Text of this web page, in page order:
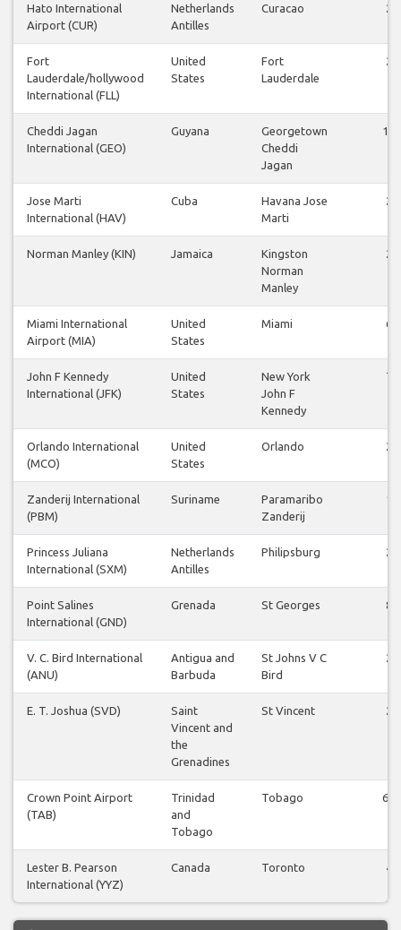
Hato International
Airport (CUR)
Netherlands
Antilles
Curacao 2
Fort
Lauderdale/hollywood
International (FLL)
United
States
Fort
Lauderdale
2
Cheddi Jagan
International (GEO)
Guyana
Georgetown
Cheddi
Jagan
12
Jose Marti
International (HAV)
Cuba
Havana Jose
Marti
2
Norman Manley (KIN) Jamaica
Kingston
Norman
Manley
2
Miami International
Airport (MIA)
United
States
Miami 6
John F Kennedy
International (JFK)
United
States
New York
John F
Kennedy
7
Orlando International
(MCO)
United
States
Orlando 2
Zanderij International
(PBM)
Suriname
Paramaribo
Zanderij
1
Princess Juliana
International (SXM)
Netherlands
Antilles
Philipsburg 2
Point Salines
International (GND)
Grenada St Georges 8
V. C. Bird International
(ANU)
Antigua and
Barbuda
St Johns V C
Bird
2
E. T. Joshua (SVD)
Saint
Vincent and
the
Grenadines
St Vincent 2
Crown Point Airport
(TAB)
Trinidad
and
Tobago
Tobago 61
Lester B. Pearson
International (YYZ)
Canada Toronto 4